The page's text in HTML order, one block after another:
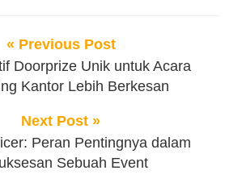
« Previous Post
Doorprize Unik untuk Acara
Kantor Lebih Berkesan
Next Post »
Peran Pentingnya dalam
Sebuah Event